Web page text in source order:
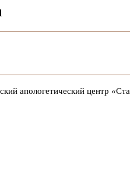
апологетический центр